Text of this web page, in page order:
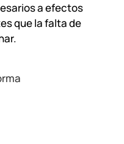
a efectos
que la falta de